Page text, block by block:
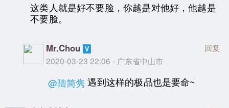
这类人就是好不要脸，你越是对他好，他越是
不要脸。
Mr.Chou
2020-03-23 22:06 - 广东省中山市
回复
@陆简隽 遇到这样的极品也是要命~